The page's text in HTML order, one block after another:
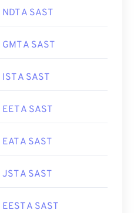
NDT A SAST
GMT A SAST
IST A SAST
EET A SAST
EAT A SAST
JST A SAST
EEST A SAST